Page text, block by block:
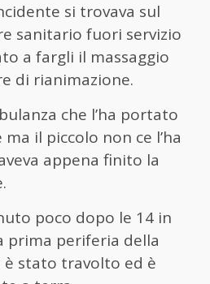
si trovava sul
sanitario fuori servizio
a fargli il massaggio
di rianimazione.
che l’ha portato
il piccolo non ce l’ha
appena finito la
poco dopo le 14 in
prima periferia della
stato travolto ed è